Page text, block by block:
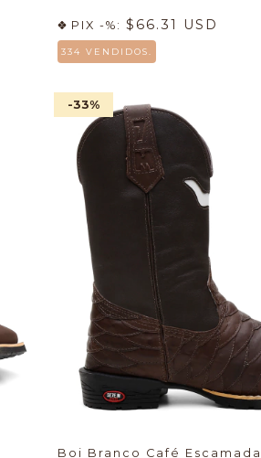
PIX -%:$66.31 USD
334 VENDIDOS.
-33%
Boi Branco Café Escamada